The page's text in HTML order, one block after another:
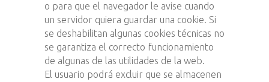
o para que el navegador le avise cuando
un servidor quiera guardar una cookie. Si
se deshabilitan algunas cookies técnicas no
se garantiza el correcto funcionamiento
de algunas de las utilidades de la web.
El usuario podrá excluir que se almacenen